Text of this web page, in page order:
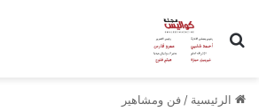
بحث عن
الرئيسية / فن ومشاهير